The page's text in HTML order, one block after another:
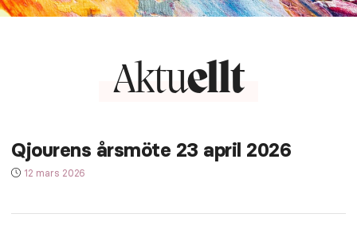
Aktuellt
Qjourens årsmöte 23 april 2026
12 mars 2026